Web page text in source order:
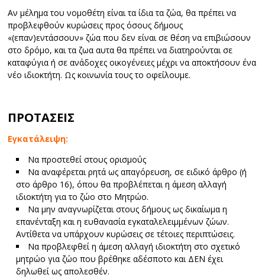
Αν μέλημα του νομοθέτη είναι τα ίδια τα ζώα, θα πρέπει να
προβλεφθούν κυρώσεις προς όσους δήμους
«(επαν)εντάσσουν» ζώα που δεν είναι σε θέση να επιβιώσουν
στο δρόμο, και τα ζωα αυτα θα πρέπει να διατηρούνται σε
καταφύγια ή σε ανάδοχες οικογένειες μέχρι να αποκτήσουν ένα
νέο ιδιοκτήτη. Ως κοινωνία τους το οφείλουμε.
ΠΡΟΤΑΣΕΙΣ
Εγκατάλειψη:
Να προστεθεί στους ορισμούς
Να αναφέρεται ρητά ως απαγόρευση, σε ειδικό άρθρο (ή
στο άρθρο 16), όπου θα προβλέπεται η άμεση αλλαγή
ιδιοκτήτη για το ζώο στο Μητρώο.
Να μην αναγνωρίζεται στους δήμους ως δικαίωμα η
επανένταξη και η ευθανασία εγκαταλελειμμένων ζώων.
Αντίθετα να υπάρχουν κυρώσεις σε τέτοιες περιπτώσεις.
Να προβλεφθεί η άμεση αλλαγή ιδιοκτήτη στο σχετικό
μητρώο για ζώο που βρέθηκε αδέσποτο και ΔΕΝ έχει
δηλωθεί ως απολεσθέν.